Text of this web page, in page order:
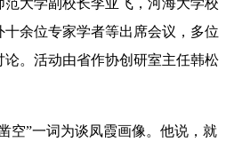
余位专家学者等出席会议，多位
。活动由省作协创研室主任韩松
”一词为谈凤霞画像。他说，就